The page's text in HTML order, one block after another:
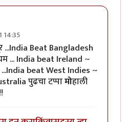
14:35
...India Beat Bangladesh
... India beat Ireland ~
beat West Indies ~
पुढचा टप्पामोहाली